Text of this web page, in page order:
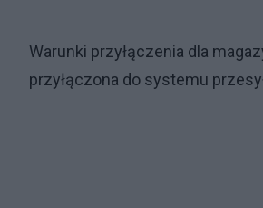
Warunki przyłączenia dla
przyłączona do systemu